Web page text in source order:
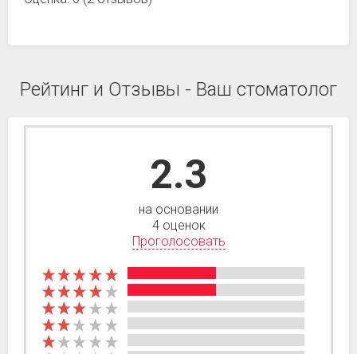
Рейтинг и Отзывы - Ваш стоматолог
2.3
на основании
4 оценок
Проголосовать